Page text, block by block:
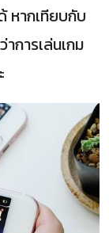
หากเทียบกับ
การเล่นเกม